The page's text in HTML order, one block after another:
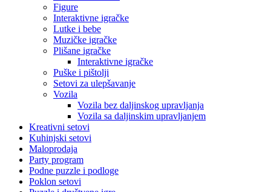
Figure
Interaktivne igračke
Lutke i bebe
Muzičke igračke
Plišane igračke
Interaktivne igračke
Puške i pištolji
Setovi za ulepšavanje
Vozila
Vozila bez daljinskog upravljanja
Vozila sa daljinskim upravljanjem
Kreativni setovi
Kuhinjski setovi
Maloprodaja
Party program
Podne puzzle i podloge
Poklon setovi